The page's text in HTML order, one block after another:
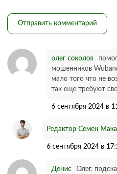
олег соколов
мошенников
мало того что не
так еще требуют
6 сентября 2024 в
Редактор Семен
6 сентября 2024 в
Денис
Олег,